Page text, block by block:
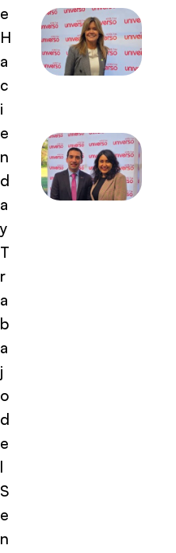
e
H
a
c
i
e
n
d
a
y
T
r
a
b
a
j
o
d
e
l
S
e
n